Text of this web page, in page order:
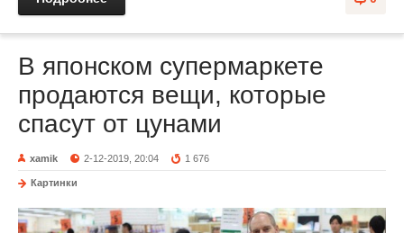
В японском супермаркете
продаются вещи, которые
спасут от цунами
xamik 2-12-2019, 20:04 1 676
Картинки